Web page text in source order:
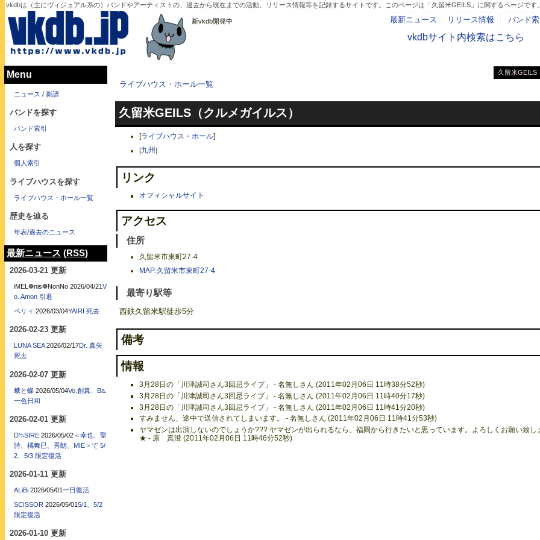
vkdbは（主にヴィジュアル系の）バンドやアーティストの、過去から現在までの活動、リリース情報等を記録するサイトです。このページは「久留米GEILS」に関するページです
新vkdb開発中 最新ニュース リリース情報 バンド
vkdbサイト内検索はこちら
久留米GEILS
ライブハウス・ホール一覧
久留米GEILS（クルメガイルス）
[ライブハウス・ホール]
[九州]
リンク
オフィシャルサイト
アクセス
住所
久留米市東町27-4
MAP:久留米市東町27-4
最寄り駅等
西鉄久留米駅徒歩5分
備考
情報
3月28日の「川津誠司さん3回忌ライブ」 - 名無しさん (2011年02月06日 11時38分52秒)
3月28日の「川津誠司さん3回忌ライブ」 - 名無しさん (2011年02月06日 11時40分17秒)
3月28日の「川津誠司さん3回忌ライブ」 - 名無しさん (2011年02月06日 11時41分20秒)
すみません、途中で送信されてしまいます。 - 名無しさん (2011年02月06日 11時41分53秒)
ヤマゼンは出演しないのでしょうか??? ヤマゼンが出られるなら、福岡から行きたいと思っています。よろしくお願い致し
★ - 原 真澄 (2011年02月06日 11時46分52秒)
Menu
ニュース / 新譜
バンドを探す
バンド索引
人を探す
個人索引
ライブハウスを探す
ライブハウス・ホール一覧
歴史を辿る
年表/過去のニュース
最新ニュース (RSS)
2026-03-21 更新
iMEL❁nis❁NonNo 2026/04/21 V
o. Amon 引退
ベリィ 2026/03/04YAIRI 死去
2026-02-23 更新
LUNA SEA 2026/02/17Dr. 真矢
死去
2026-02-07 更新
蛾と蝶 2026/05/04Vo.創真、Ba.
一色日和
2026-02-01 更新
D≒SIRE 2026/05/02＜幸也、聖
詩、橘舞已、秀朗、MIE＞で 5/
2、5/3 限定復活
2026-01-11 更新
ALiBi 2026/05/01一日復活
SCISSOR 2026/05/015/1、5/2
限定復活
2026-01-10 更新